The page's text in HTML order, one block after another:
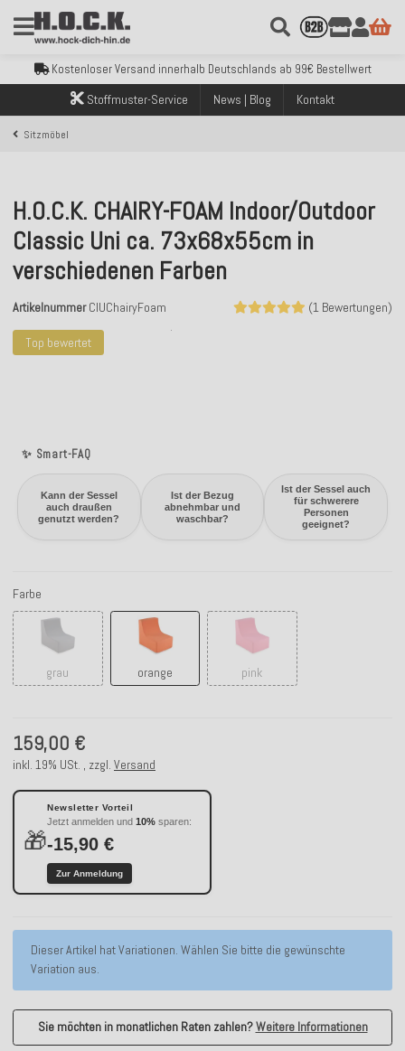
Über 120.000 erfolgreich versendete Bestellungen
Sicher bezahlen mit Klarna, PayPal & Amazon Pay
Über 120.000 erfolgreich versendete Bestellungen
Sicher bezahlen mit Klarna, PayPal & Amazon Pay
Kostenloser Versand innerhalb Deutschlands ab 99€ Bestellwert
Stoffmuster-Service News | Blog Kontakt
Sitzmöbel
Top bewertet
✨ Smart-FAQ
Kann der Sessel
auch draußen
genutzt werden?
Ist der Bezug
abnehmbar und
waschbar?
Ist der Sessel auch
für schwerere
Personen
geeignet?
H.O.C.K. CHAIRY-FOAM Indoor/Outdoor
Classic Uni ca. 73x68x55cm in
verschiedenen Farben
(1 Bewertungen)
Artikelnummer ClUChairyFoam
Farbe
grau
grau
orange
orange
pink
pink
159,00 €
inkl. 19% USt. , zzgl. Versand
🎁
Newsletter Vorteil
Jetzt anmelden und 10% sparen:
-15,90 €
Zur Anmeldung
xDieser Artikel hat Variationen. Wählen Sie bitte die gewünschte
Variation aus.
Sie möchten in monatlichen Raten zahlen?Weitere Informationen